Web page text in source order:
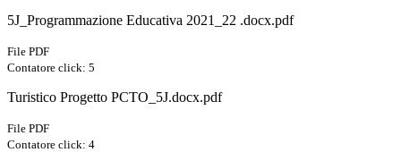
5J_Programmazione Educativa 2021_22 .docx.pdf
File PDF
Contatore click: 5
Turistico Progetto PCTO_5J.docx.pdf
File PDF
Contatore click: 4